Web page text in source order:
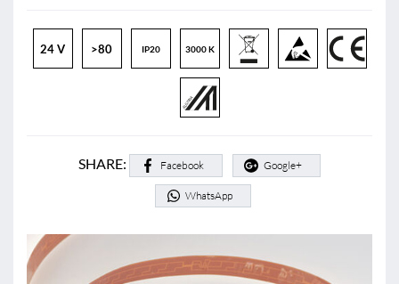
24 V >80 IP20 3000 K
SHARE: Facebook Google+
WhatsApp